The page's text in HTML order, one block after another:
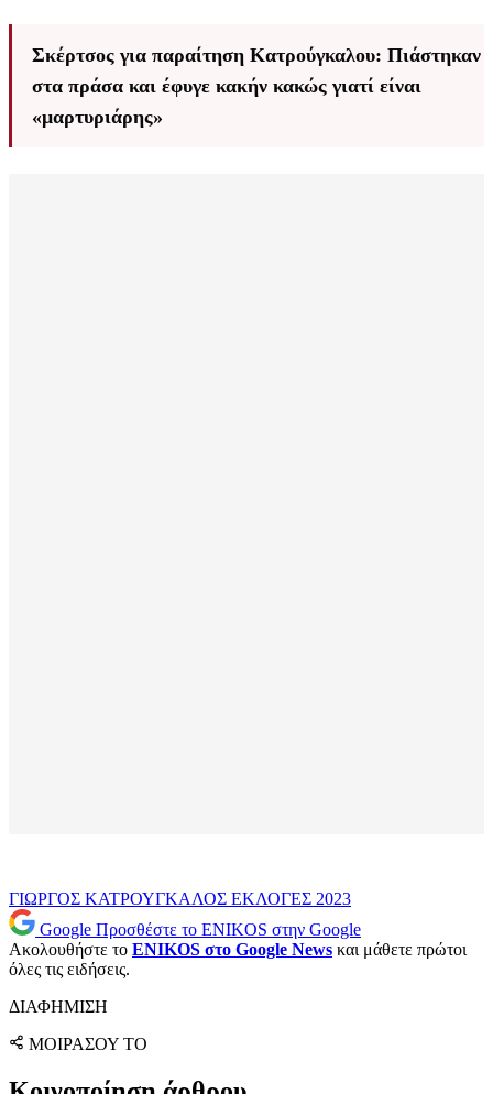
Σκέρτσος για παραίτηση Κατρούγκαλου: Πιάστηκαν
στα πράσα και έφυγε κακήν κακώς γιατί είναι
«μαρτυριάρης»
ΓΙΩΡΓΟΣ ΚΑΤΡΟΥΓΚΑΛΟΣ ΕΚΛΟΓΕΣ 2023
Google Προσθέστε το ENIKOS στην Google
Ακολουθήστε το ENIKOS στο Google News και μάθετε πρώτοι
όλες τις ειδήσεις.
ΔΙΑΦΗΜΙΣΗ
ΜΟΙΡΑΣΟΥ ΤΟ